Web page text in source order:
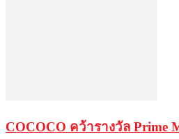
COCOCO คว้ารางวัล Prime